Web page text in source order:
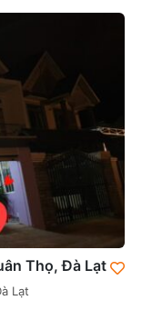
Thọ, Đà Lạt
Lạt